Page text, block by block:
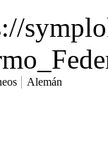
Alemán